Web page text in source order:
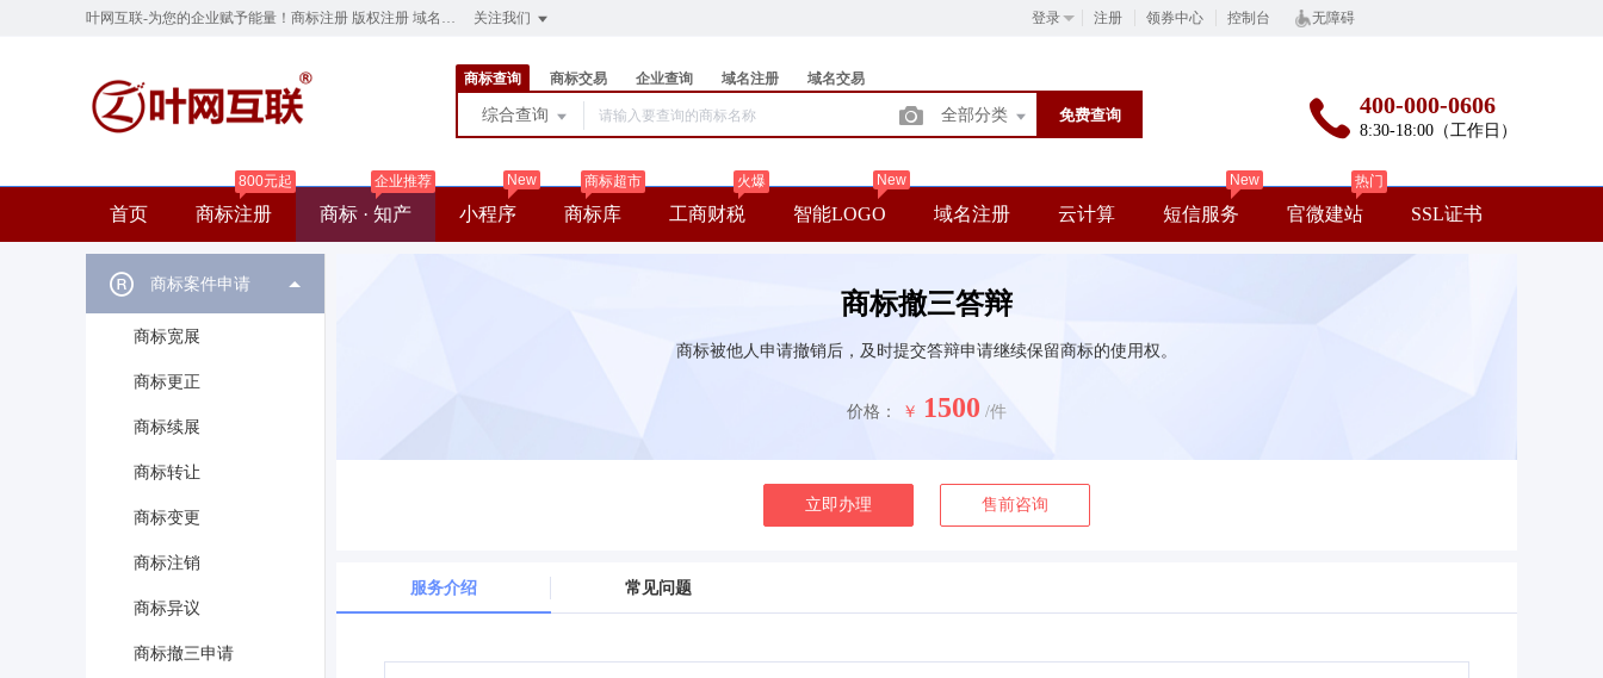
无障碍
叶网互联-为您的企业赋予能量！商标注册 版权注册 域名注册 云服务器 网站建设 ye.cn 关注我们 登录 注册 领券中心 控制台
商标查询 商标交易 企业查询 域名注册 域名交易
综合查询 全部分类 免费查询 400-000-0606
8:30-18:00（工作日）
首页 商标注册
800元起
商标 · 知产
企业推荐
小程序
New
商标库
商标超市
工商财税
火爆
智能LOGO
New
域名注册 云计算 短信服务
New
官微建站
热门
SSL证书
商标案件申请
商标宽展
商标更正
商标续展
商标转让
商标变更
商标注销
商标异议
商标撤三申请
商标撤三答辩
商标被他人申请撤销后，及时提交答辩申请继续保留商标的使用权。
价格： ￥ 1500 /件
立即办理 售前咨询
服务介绍 常见问题